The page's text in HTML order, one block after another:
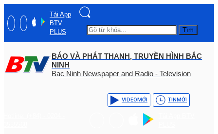
Tải App
BTV
PLUS
Tìm
BÁO VÀ PHÁT THANH, TRUYỀN HÌNH BẮC
NINH
Bac Ninh Newspaper and Radio - Television
VIDEOMỚI TINMỚI